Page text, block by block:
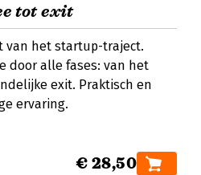
tot exit
van het startup-traject.
door alle fases: van het
exit. Praktisch en
ervaring.
€ 28,50